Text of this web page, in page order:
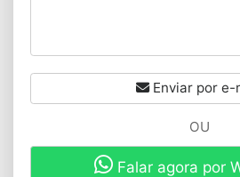
Enviar por e-
OU
Falar agora por